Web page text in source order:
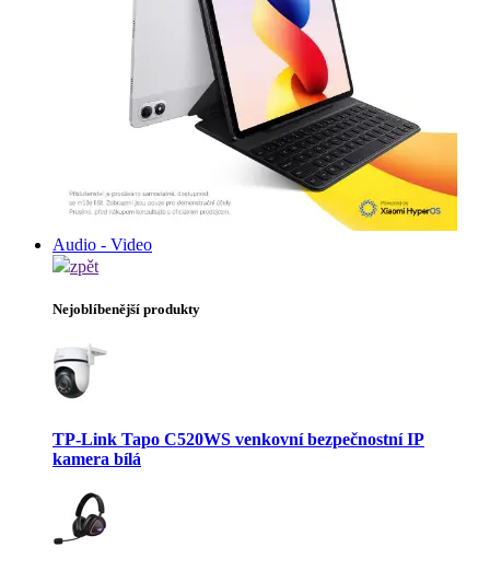
Audio - Video
zpět
Nejoblíbenější produkty
TP-Link Tapo C520WS venkovní bezpečnostní IP
kamera bílá